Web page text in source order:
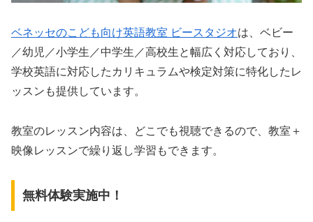
ベネッセのこども向け英語教室 ビースタジオは、ベビー
／幼児／小学生／中学生／高校生と幅広く対応しており、
学校英語に対応したカリキュラムや検定対策に特化したレ
ッスンも提供しています。
教室のレッスン内容は、どこでも視聴できるので、教室＋
映像レッスンで繰り返し学習もできます。
無料体験実施中！